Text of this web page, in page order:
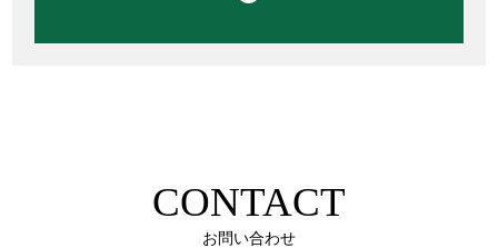
CONTACT
お問い合わせ